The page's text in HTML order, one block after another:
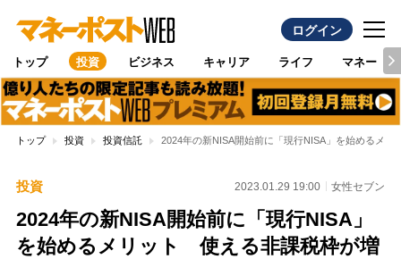
ログイン
トップ 投資 ビジネス キャリア ライフ マネー
トップ 投資 投資信託 2024年の新NISA開始前に「現行NISA」を始めるメ
投資 2023.01.29 19:00 女性セブン
2024年の新NISA開始前に「現行NISA」
を始めるメリット 使える非課税枠が増